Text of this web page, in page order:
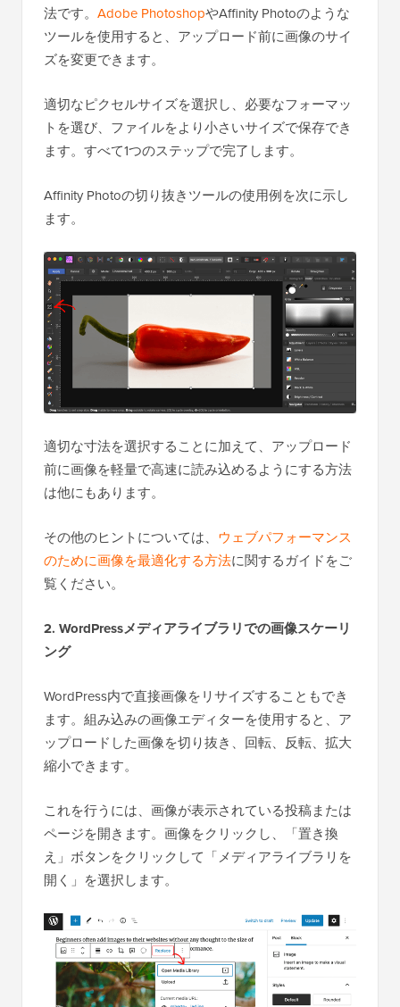
法です。 Adobe PhotoshopやAffinity Photoのような
ツールを使用すると、アップロード前に画像のサイ
ズを変更できます。
適切なピクセルサイズを選択し、必要なフォーマッ
トを選び、ファイルをより小さいサイズで保存でき
ます。すべて1つのステップで完了します。
Affinity Photoの切り抜きツールの使用例を次に示し
ます。
適切な寸法を選択することに加えて、アップロード
前に画像を軽量で高速に読み込めるようにする方法
は他にもあります。
その他のヒントについては、 ウェブパフォーマンス
のために画像を最適化する方法に関するガイドをご
覧ください。
2. WordPressメディアライブラリでの画像スケーリ
ング
WordPress内で直接画像をリサイズすることもでき
ます。組み込みの画像エディターを使用すると、ア
ップロードした画像を切り抜き、回転、反転、拡大
縮小できます。
これを行うには、画像が表示されている投稿または
ページを開きます。画像をクリックし、「置き換
え」ボタンをクリックして「メディアライブラリを
開く」を選択します。